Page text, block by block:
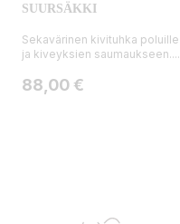
SUURSÄKKI
Sekavärinen kivituhka poluille
ja kiveyksien saumaukseen....
Hinta
88,00 €